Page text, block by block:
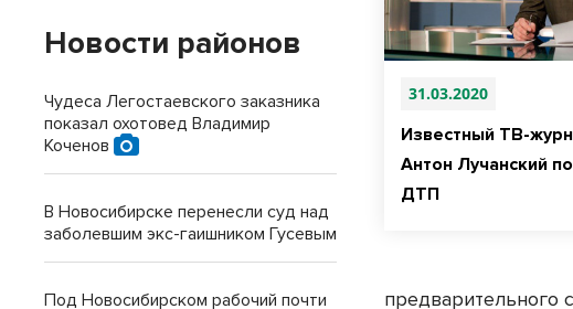
31.03.2020
Известный ТВ-
Антон Лучанский
ДТП
предварительного
Новости районов
Чудеса Легостаевского заказника
показал охотовед Владимир
Коченов
В Новосибирске перенесли суд над
заболевшим экс-гаишником Гусевым
Под Новосибирском рабочий почти